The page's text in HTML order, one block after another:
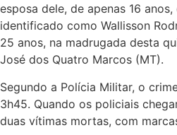
esposa dele, de apenas 16
identificado como Wallisson
25 anos, na madrugada desta
José dos Quatro Marcos (MT).
Segundo a Polícia Militar, o
3h45. Quando os policiais
duas vítimas mortas, com